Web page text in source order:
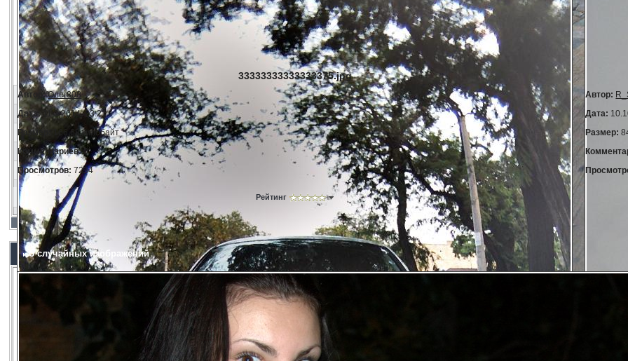
33333333333333375.jpg
Автор: Олег808
Дата:
11.3.2014, 23:21
Размер:
166.68 килобайт
Комментариев:0
Просмотров:7234
Рейтинг
Автор:
Дата:
Размер:
5 случайных изображений